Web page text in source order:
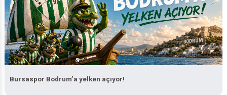
Bursaspor Bodrum’a yelken açıyor!